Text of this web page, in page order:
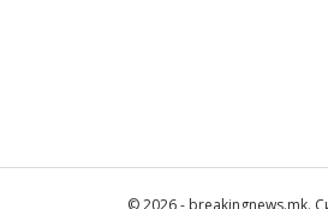
© 2026 - breakingnews.mk.